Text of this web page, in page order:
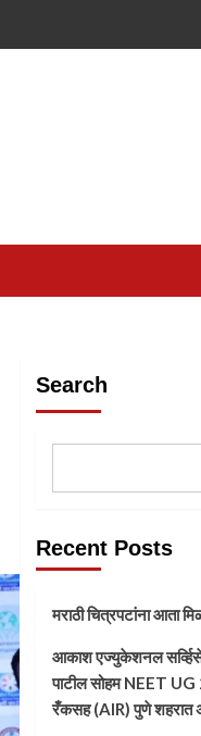
Search
Recent Posts
मराठी चित्रपटांना आता
आकाश एज्युकेशनल
पाटील सोहम NEET UG
रँकसह (AIR) पुणे शहरात